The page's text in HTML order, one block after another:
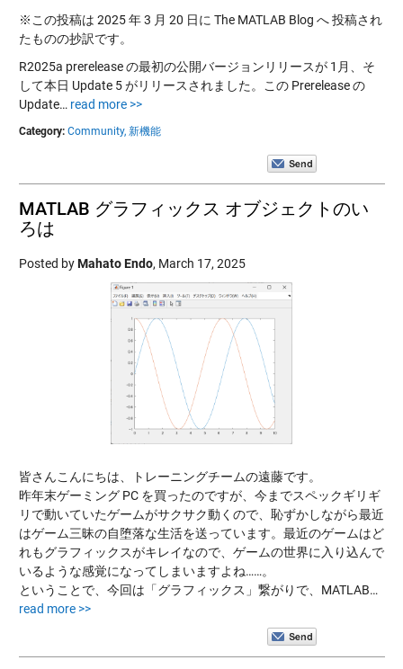
※この投稿は 2025 年 3 月 20 日に The MATLAB Blog へ 投稿され
たものの抄訳です。
R2025a prerelease の最初の公開バージョンリリースが 1月、そ
して本日 Update 5 がリリースされました。この Prerelease の
Update… read more >>
Category: Community, 新機能
MATLAB グラフィックス オブジェクトのい
ろは
Posted byMahato Endo, March 17, 2025
皆さんこんにちは、トレーニングチームの遠藤です。
昨年末ゲーミング PC を買ったのですが、今までスペックギリギ
リで動いていたゲームがサクサク動くので、恥ずかしながら最近
はゲーム三昧の自堕落な生活を送っています。最近のゲームはど
れもグラフィックスがキレイなので、ゲームの世界に入り込んで
いるような感覚になってしまいますよね……。
ということで、今回は「グラフィックス」繋がりで、MATLAB…
read more >>